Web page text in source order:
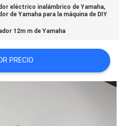
eléctrico inalámbrico de Yamaha,
de Yamaha para la máquina de DIY
12m m de Yamaha
PRECIO